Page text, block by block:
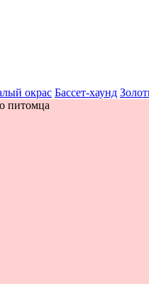
окрас Бассет-хаунд
питомца